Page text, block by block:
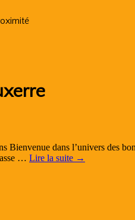
dans l’univers des
… Lire la suite →